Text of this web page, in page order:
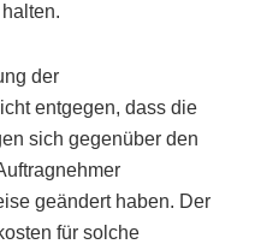
der
entgegen, dass die
sich gegenüber den
geändert haben. Der
für solche